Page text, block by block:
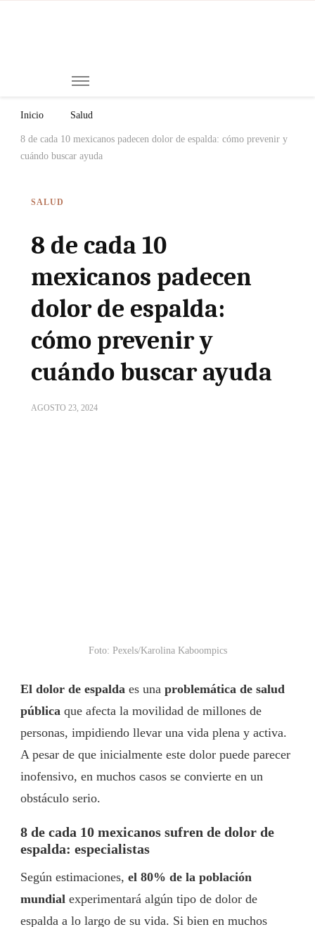
Inicio Salud
8 de cada 10 mexicanos padecen dolor de espalda: cómo prevenir y
cuándo buscar ayuda
SALUD
8 de cada 10
mexicanos padecen
dolor de espalda:
cómo prevenir y
cuándo buscar ayuda
AGOSTO 23, 2024
Foto: Pexels/Karolina Kaboompics
El dolor de espalda es una problemática de salud
pública que afecta la movilidad de millones de
personas, impidiendo llevar una vida plena y activa.
A pesar de que inicialmente este dolor puede parecer
inofensivo, en muchos casos se convierte en un
obstáculo serio.
8 de cada 10 mexicanos sufren de dolor de
espalda: especialistas
Según estimaciones, el 80% de la población
mundial experimentará algún tipo de dolor de
espalda a lo largo de su vida. Si bien en muchos